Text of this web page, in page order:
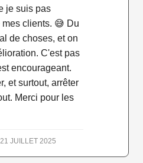
je suis pas
clients. 😅 Du
de choses, et on
C'est pas
encourageant.
et surtout, arrêter
Merci pour les
JUILLET 2025